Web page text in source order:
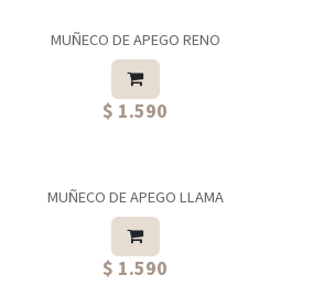
⭐ Más elegida
MUÑECO DE APEGO RENO
$ 1.590
MUÑECO DE APEGO LLAMA
$ 1.590